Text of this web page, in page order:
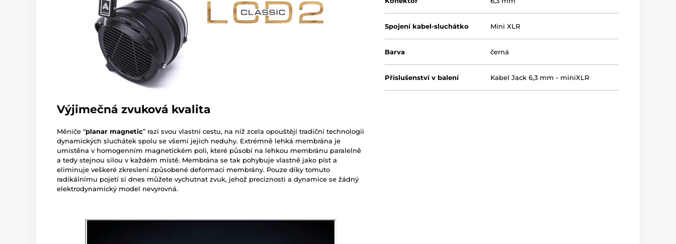
Výjimečná zvuková kvalita
Měniče “planar magnetic” razí svou vlastní cestu, na níž zcela opouštějí tradiční technologii
dynamických sluchátek spolu se všemi jejich neduhy. Extrémně lehká membrána je
umístěna v homogenním magnetickém poli, které působí na lehkou membránu paralelně
a tedy stejnou silou v každém místě. Membrána se tak pohybuje vlastně jako píst a
eliminuje veškeré zkreslení způsobené deformací membrány. Pouze díky tomuto
radikálnímu pojetí si dnes můžete vychutnat zvuk, jehož preciznosti a dynamice se žádný
elektrodynamický model nevyrovná.
Spojení kabel-sluchátko Mini XLR
Barva černá
Příslušenství v balení Kabel Jack 6,3 mm - miniXLR